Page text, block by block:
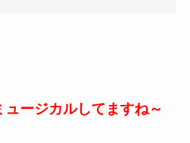
ージカルしてますね～